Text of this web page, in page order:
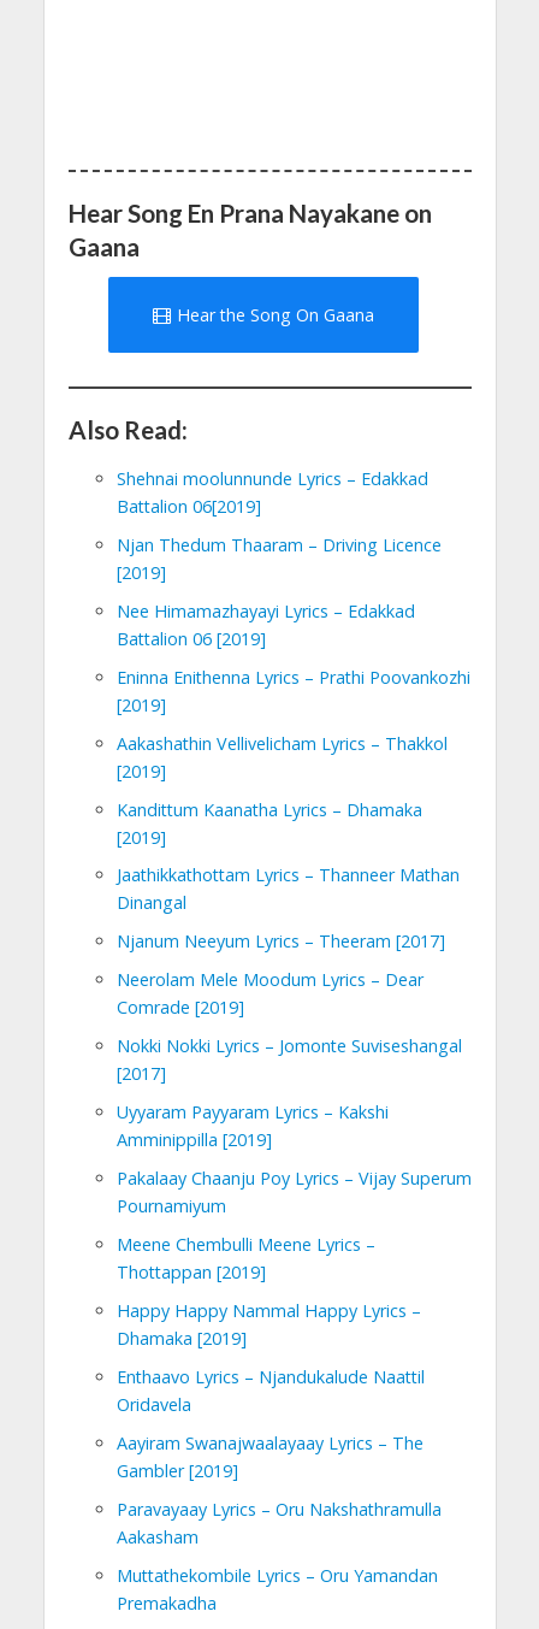
Hear Song En Prana Nayakane on
Gaana
Hear the Song On Gaana
Also Read:
Shehnai moolunnunde Lyrics – Edakkad
Battalion 06[2019]
Njan Thedum Thaaram – Driving Licence
[2019]
Nee Himamazhayayi Lyrics – Edakkad
Battalion 06 [2019]
Eninna Enithenna Lyrics – Prathi Poovankozhi
[2019]
Aakashathin Vellivelicham Lyrics – Thakkol
[2019]
Kandittum Kaanatha Lyrics – Dhamaka
[2019]
Jaathikkathottam Lyrics – Thanneer Mathan
Dinangal
Njanum Neeyum Lyrics – Theeram [2017]
Neerolam Mele Moodum Lyrics – Dear
Comrade [2019]
Nokki Nokki Lyrics – Jomonte Suviseshangal
[2017]
Uyyaram Payyaram Lyrics – Kakshi
Amminippilla [2019]
Pakalaay Chaanju Poy Lyrics – Vijay Superum
Pournamiyum
Meene Chembulli Meene Lyrics –
Thottappan [2019]
Happy Happy Nammal Happy Lyrics –
Dhamaka [2019]
Enthaavo Lyrics – Njandukalude Naattil
Oridavela
Aayiram Swanajwaalayaay Lyrics – The
Gambler [2019]
Paravayaay Lyrics – Oru Nakshathramulla
Aakasham
Muttathekombile Lyrics – Oru Yamandan
Premakadha